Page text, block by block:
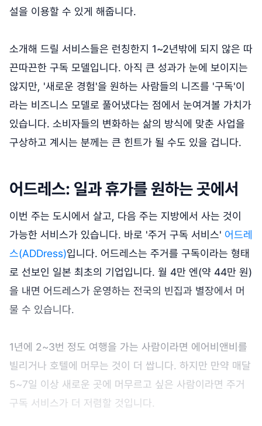
설을 이용할 수 있게 해줍니다.
소개해 드릴 서비스들은 런칭한지 1~2년밖에 되지 않은 따
끈따끈한 구독 모델입니다. 아직 큰 성과가 눈에 보이지는
않지만, '새로운 경험'을 원하는 사람들의 니즈를 '구독'이
라는 비즈니스 모델로 풀어냈다는 점에서 눈여겨볼 가치가
있습니다. 소비자들의 변화하는 삶의 방식에 맞춘 사업을
구상하고 계시는 분께는 큰 힌트가 될 수도 있을 겁니다.
어드레스: 일과 휴가를 원하는 곳에서
이번 주는 도시에서 살고, 다음 주는 지방에서 사는 것이
가능한 서비스가 있습니다. 바로 '주거 구독 서비스' 어드레
스(ADDress)입니다. 어드레스는 주거를 구독이라는 형태
로 선보인 일본 최초의 기업입니다. 월 4만 엔(약 44만 원)
을 내면 어드레스가 운영하는 전국의 빈집과 별장에서 머
물 수 있습니다.
1년에 2~3번 정도 여행을 가는 사람이라면 에어비앤비를
빌리거나 호텔에 머무는 것이 더 쌉니다. 하지만 만약 매달
5~7일 이상 새로운 곳에 머무르고 싶은 사람이라면 주거
구독 서비스가 더 저렴할 것입니다.